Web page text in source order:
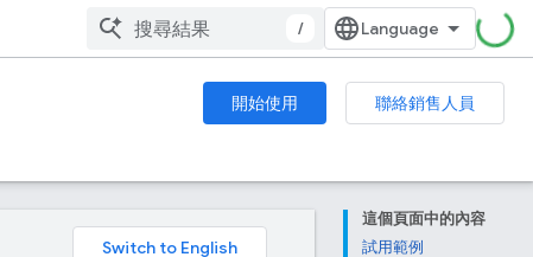
/
開始使用
聯絡銷售人員
這個頁面中的內容
試用範例